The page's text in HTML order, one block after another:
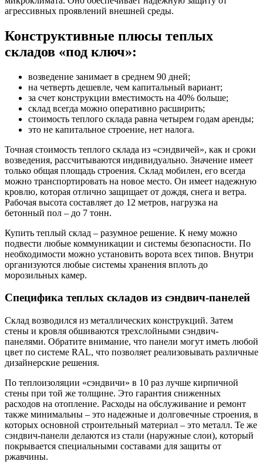
агрессивных проявлений внешней среды.
Конструктивные плюсы теплых
складов «под ключ»:
возведение занимает в среднем 90 дней;
на четверть дешевле, чем капитальный вариант;
за счет конструкции вместимость на 40% больше;
склад всегда можно оперативно расширить;
стоимость теплого склада равна четырем годам аренды;
это не капитальное строение, нет налога.
Точная стоимость теплого склада из «сэндвичей», как и сроки
возведения, рассчитываются индивидуально. Значение имеет
только общая площадь строения. Склад мобилен, его всегда
можно транспортировать на новое место. Он имеет надежную
кровлю, которая отлично защищает от дождя, снега и ветра.
Рабочая высота составляет до 12 метров, нагрузка на
бетонный пол – до 7 тонн.
Купить теплый склад – разумное решение. К нему можно
подвести любые коммуникации и системы безопасности. По
необходимости можно установить ворота всех типов. Внутри
организуются любые системы хранения вплоть до
морозильных камер.
Специфика теплых складов из сэндвич-панелей
Склад возводился из металлических конструкций. Затем
стены и кровля обшиваются трехслойными сэндвич-
панелями. Обратите внимание, что панели могут иметь любой
цвет по системе RAL, что позволяет реализовывать различные
дизайнерские решения.
По теплоизоляции «сэндвичи» в 10 раз лучше кирпичной
стены при той же толщине. Это гарантия сниженных
расходов на отопление. Расходы на обслуживание и ремонт
также минимальны – это надежные и долговечные строения, в
которых основной строительный материал – это металл. Те же
сэндвич-панели делаются из стали (наружные слои), который
покрывается специальными составами для защиты от
ржавчины.